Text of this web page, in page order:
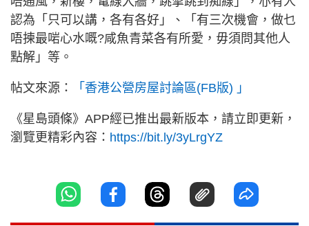
認為「只可以講，各有各好」、「有三次機會，做乜
唔揀最啱心水嘅?咸魚青菜各有所愛，毋須問其他人
點解」等。
帖文來源： 「香港公營房屋討論區(FB版) 」
《星島頭條》APP經已推出最新版本，請立即更新，
瀏覽更精彩內容： https://bit.ly/3yLrgYZ